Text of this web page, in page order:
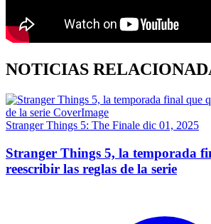
NOTICIAS
Stranger Things 5: The Finale dic 01, 2025
Stranger Things 5, la temporada
reescribir las reglas de la serie